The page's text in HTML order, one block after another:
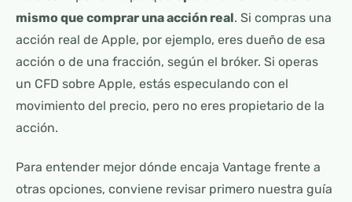
mismo que comprar una acción real. Si compras una
acción real de Apple, por ejemplo, eres dueño de esa
acción o de una fracción, según el bróker. Si operas
un CFD sobre Apple, estás especulando con el
movimiento del precio, pero no eres propietario de la
acción.
Para entender mejor dónde encaja Vantage frente a
otras opciones, conviene revisar primero nuestra guía